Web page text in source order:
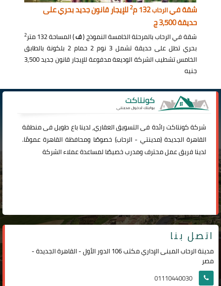
شقة فيالرحاب 2للإيجار قانون جديد بحري على
حديقة 3,500 ج
شقة في الرحاب بالمرحلة الخامسة النموذج (ف) المساحة 132 متر 2
بحري تطل على حديقة تشمل 3 نوم 2 حمام 2 بلكونة بالطابق
الخامس تشطيب الشركة الوديعة مدفوعة للإيجار قانون جديد 3,500
جنيه
شركةكونتاكترائدة فى التسويق العقاري، لدينا باع طويل فى منطقة
القاهرة الجديدة (مدينتي -الرحاب) خصوصًا ومحافظة القاهرة عمومًا.
لدينا فريق عمل محترف ومدرب خصيصًا لمساعدة عملاء الشركة
اتصل بنا
مدينة الرحاب المبنى الإداري مكتب 106 الدور الأول - القاهرة الجديدة -
مصر
01110440030